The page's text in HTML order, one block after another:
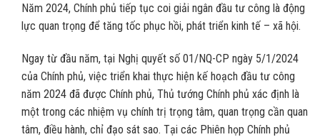
Năm 2024, Chính phủ tiếp tục coi giải ngân đầu tư công là động
lực quan trọng để tăng tốc phục hồi, phát triển kinh tế – xã hội.
Ngay từ đầu năm, tại Nghị quyết số 01/NQ-CP ngày 5/1/2024
của Chính phủ, việc triển khai thực hiện kế hoạch đầu tư công
năm 2024 đã được Chính phủ, Thủ tướng Chính phủ xác định là
một trong các nhiệm vụ chính trị trọng tâm, quan trọng cần quan
tâm, điều hành, chỉ đạo sát sao. Tại các Phiên họp Chính phủ